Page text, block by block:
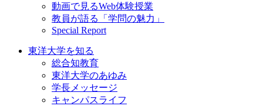
動画で見るWeb体験授業
教員が語る「学問の魅力」
Special Report
東洋大学を知る
総合知教育
東洋大学のあゆみ
学長メッセージ
キャンパスライフ